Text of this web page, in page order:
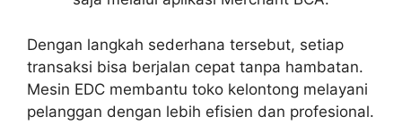
Dengan langkah sederhana tersebut, setiap
transaksi bisa berjalan cepat tanpa hambatan.
Mesin EDC membantu toko kelontong melayani
pelanggan dengan lebih efisien dan profesional.